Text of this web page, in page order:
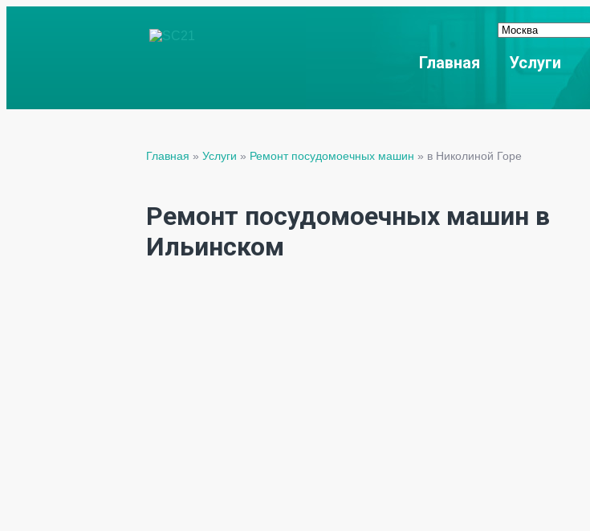
Главная
Услуги
Главная » Услуги » Ремонт посудомоечных машин » в Николиной Горе
Ремонт посудомоечных машин в
Ильинском